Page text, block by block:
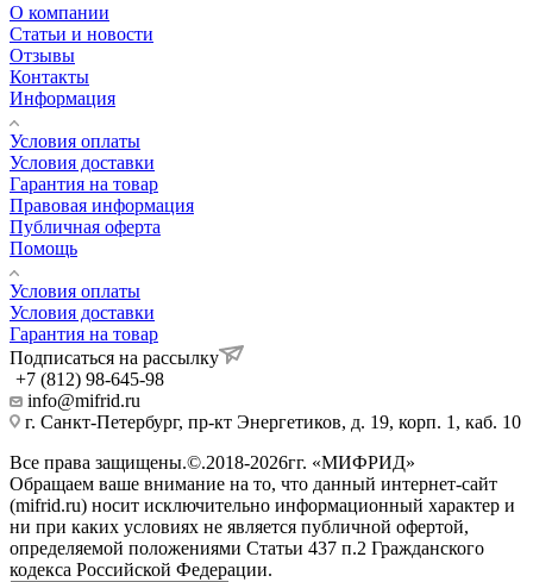
О компании
Статьи и новости
Отзывы
Контакты
Информация
Условия оплаты
Условия доставки
Гарантия на товар
Правовая информация
Публичная оферта
Помощь
Условия оплаты
Условия доставки
Гарантия на товар
Подписаться на рассылку
+7 (812) 98-645-98
info@mifrid.ru
г. Санкт-Петербург, пр-кт Энергетиков, д. 19, корп. 1, каб. 10
Все права защищены.©.2018-2026гг. «МИФРИД»
Обращаем ваше внимание на то, что данный интернет-сайт
(mifrid.ru) носит исключительно информационный характер и
ни при каких условиях не является публичной офертой,
определяемой положениями Статьи 437 п.2 Гражданского
кодекса Российской Федерации.